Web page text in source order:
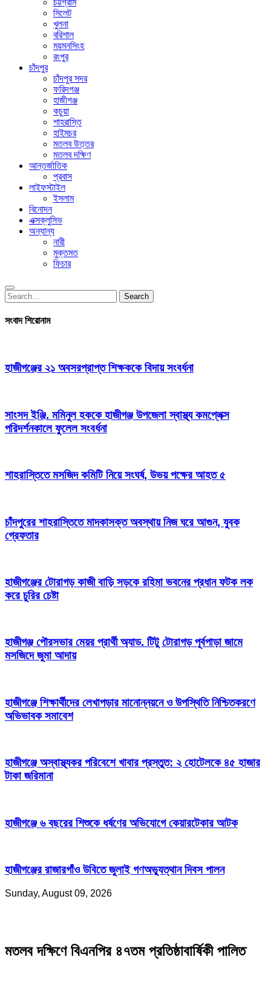
চট্টগ্রাম
সিলেট
খুলনা
বরিশাল
ময়মনসিংহ
রংপুর
চাঁদপুর
চাঁদপুর সদর
ফরিদগঞ্জ
হাজীগঞ্জ
কচুয়া
শাহরাস্তি
হাইমচর
মতলব উত্তর
মতলব দক্ষিণ
আন্তর্জাতিক
প্রবাস
লাইফস্টাইল
ইসলাম
বিনোদন
এক্সক্লুসিভ
অন্যান্য
নারী
মুক্তমত
ফিচার
Search
for:
Search
সংবাদ শিরোনাম
হাজীগঞ্জের ২১ অবসরপ্রাপ্ত শিক্ষককে বিদায় সংবর্ধনা
সাংসদ ইঞ্জি. মমিনুল হককে হাজীগঞ্জ উপজেলা স্বাস্থ্য কমপ্লেক্স
পরিদর্শনকালে ফুলেল সংবর্ধনা
শাহরাস্তিতে মসজিদ কমিটি নিয়ে সংঘর্ষ, উভয় পক্ষের আহত ৫
চাঁদপুরের শাহরাস্তিতে মাদকাসক্ত অবস্থায় নিজ ঘরে আগুন, যুবক
গ্রেফতার
হাজীগঞ্জের টোরাগড় কাজী বাড়ি সড়কে রহিমা ভবনের প্রধান ফটক লক
করে চুরির চেষ্টা
হাজীগঞ্জ পৌরসভার মেয়র প্রার্থী অ্যাড. টিটু টোরাগড় পূর্বপাড়া জামে
মসজিদে জুমা আদায়
হাজীগঞ্জে শিক্ষার্থীদের লেখাপড়ার মানোন্নয়নে ও উপস্থিতি নিশ্চিতকরণে
অভিভাবক সমাবেশ
হাজীগঞ্জে অস্বাস্থ্যকর পরিবেশে খাবার প্রস্তুত: ২ হোটেলকে ৪৫ হাজার
টাকা জরিমানা
হাজীগঞ্জে ৬ বছরের শিশুকে ধর্ষণের অভিযোগে কেয়ারটেকার আটক
হাজীগঞ্জের রাজারগাঁও উবিতে জুলাই গণঅভ্যুত্থান দিবস পালন
Sunday, August 09, 2026
মতলব দক্ষিণে বিএনপির ৪৭তম প্রতিষ্ঠাবার্ষিকী পালিত